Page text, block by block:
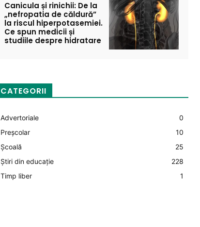
Canicula și rinichii: De la
„nefropatia de căldură”
la riscul hiperpotasemiei.
Ce spun medicii și
studiile despre hidratare
CATEGORII
Advertoriale
0
Preșcolar
10
Şcoală
25
Știri din educație
228
Timp liber
1